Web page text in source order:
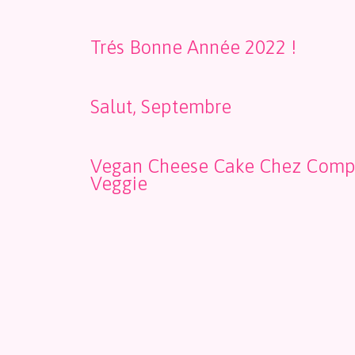
Trés Bonne Année 2022 !
Salut, Septembre
Vegan Cheese Cake Chez
Veggie